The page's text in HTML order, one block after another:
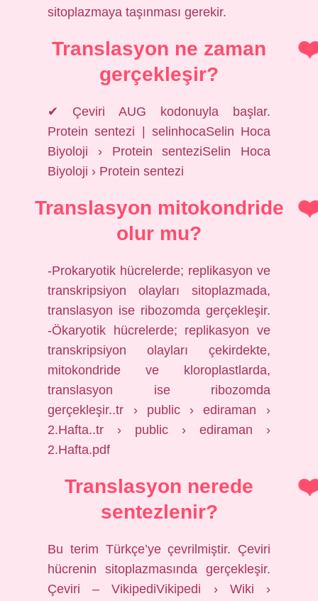
sitoplazmaya taşınması gerekir.
Translasyon ne zaman
gerçekleşir?
✔ Çeviri AUG kodonuyla başlar.
Protein sentezi | selinhocaSelin Hoca
Biyoloji › Protein senteziSelin Hoca
Biyoloji › Protein sentezi
Translasyon mitokondride
olur mu?
-Prokaryotik hücrelerde; replikasyon ve
transkripsiyon olayları sitoplazmada,
translasyon ise ribozomda gerçekleşir.
-Ökaryotik hücrelerde; replikasyon ve
transkripsiyon olayları çekirdekte,
mitokondride ve kloroplastlarda,
translasyon ise ribozomda
gerçekleşir..tr › public › ediraman ›
2.Hafta..tr › public › ediraman ›
2.Hafta.pdf
Translasyon nerede
sentezlenir?
Bu terim Türkçe’ye çevrilmiştir. Çeviri
hücrenin sitoplazmasında gerçekleşir.
Çeviri – VikipediVikipedi › Wiki ›